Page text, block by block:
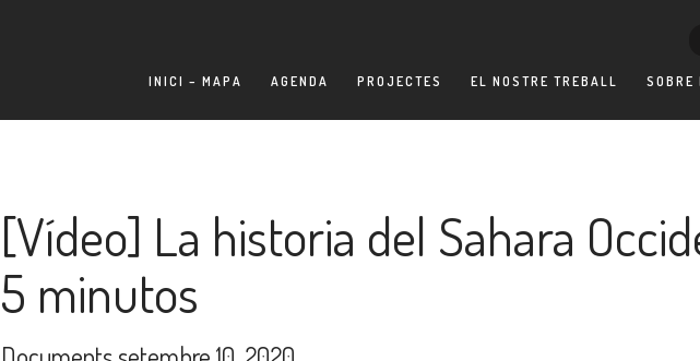
INICI – MAPA AGENDA PROJECTES EL NOSTRE TREBALL SOBRE
[Vídeo] La historia del Sahara
5 minutos